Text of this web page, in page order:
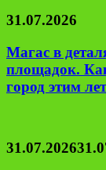
31.07.2026
Магас в
площадок.
город этим
31.07.2026